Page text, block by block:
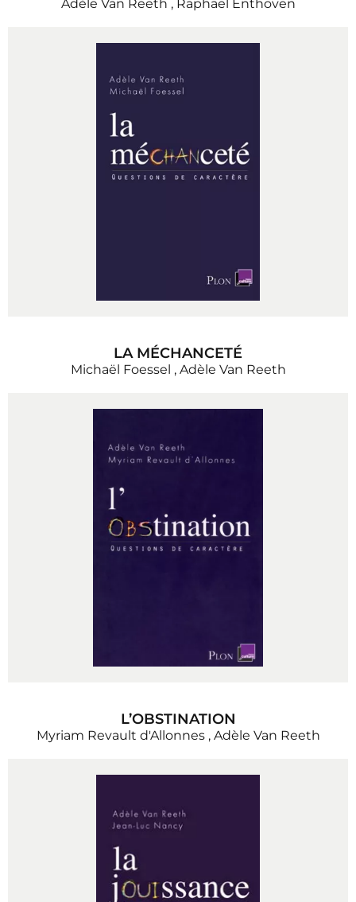
Adèle Van Reeth , Raphaël Enthoven
LA MÉCHANCETÉ
Michaël Foessel , Adèle Van Reeth
L’OBSTINATION
Myriam Revault d'Allonnes, Adèle Van Reeth